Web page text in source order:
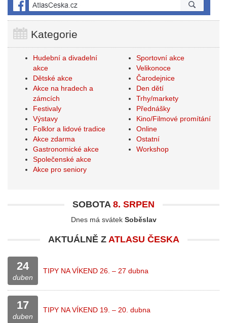
Kategorie
Hudební a divadelní
akce
Dětské akce
Akce na hradech a
zámcích
Festivaly
Výstavy
Folklor a lidové tradice
Akce zdarma
Gastronomické akce
Společenské akce
Akce pro seniory
Sportovní akce
Velikonoce
Čarodejnice
Den dětí
Trhy/markety
Přednášky
Kino/Filmové promítání
Online
Ostatní
Workshop
SOBOTA 8. SRPEN
Dnes má svátek Soběslav
AKTUÁLNĚ Z ATLASU ČESKA
24
duben
TIPY NA VÍKEND 26. – 27 dubna
17
duben
TIPY NA VÍKEND 19. – 20. dubna